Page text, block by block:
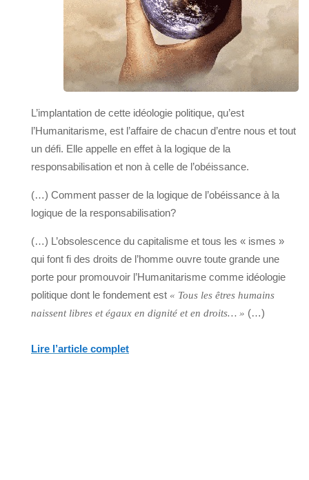
L’implantation de cette idéologie politique, qu’est
l’Humanitarisme, est l’affaire de chacun d’entre nous et tout
un défi. Elle appelle en effet à la logique de la
responsabilisation et non à celle de l’obéissance.
(…) Comment passer de la logique de l’obéissance à la
logique de la responsabilisation?
(…) L’obsolescence du capitalisme et tous les « ismes »
qui font fi des droits de l’homme ouvre toute grande une
porte pour promouvoir l’Humanitarisme comme idéologie
politique dont le fondement est « Tous les êtres humains
naissent libres et égaux en dignité et en droits… » (…)
Lire l’article complet